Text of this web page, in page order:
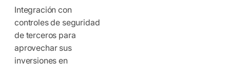
Integración con
controles de seguridad
de terceros para
aprovechar sus
inversiones en